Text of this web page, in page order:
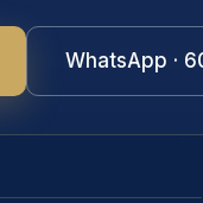
WhatsApp ·